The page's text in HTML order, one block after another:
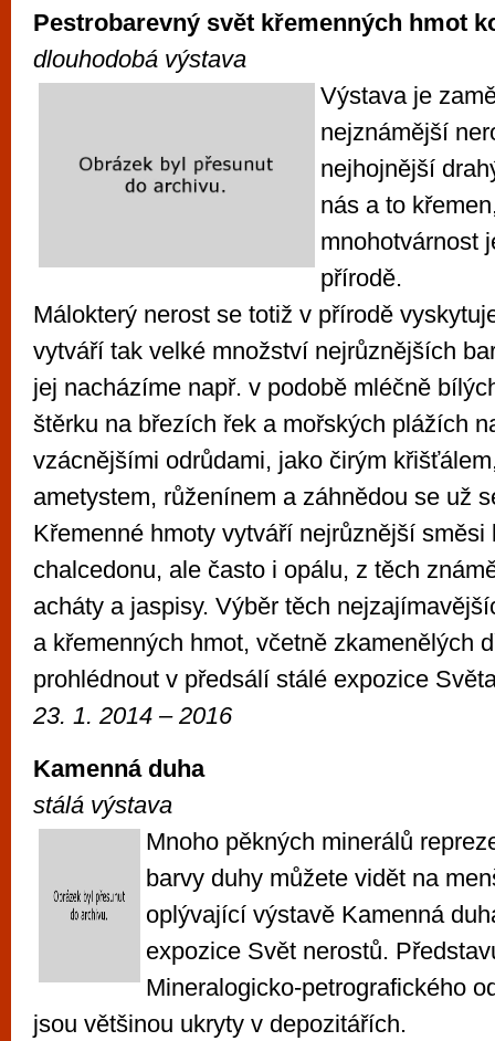
Pestrobarevný svět křemenných hmot
dlouhodobá výstava
Výstava je
nejznámější
nejhojnější
nás a to
mnohotvárnost
přírodě.
Málokterý nerost se totiž v přírodě
vytváří tak velké množství nejrůznějších
jej nacházíme např. v podobě mléčně
štěrku na březích řek a mořských plážích
vzácnějšími odrůdami, jako čirým
ametystem, růženínem a záhnědou se už
Křemenné hmoty vytváří nejrůznější směsi
chalcedonu, ale často i opálu, z těch
acháty a jaspisy. Výběr těch
a křemenných hmot, včetně zkamenělých
prohlédnout v předsálí stálé expozice
23. 1. 2014 – 2016
Kamenná duha
stálá výstava
Mnoho pěkných minerálů
barvy duhy můžete vidět na
oplývající výstavě Kamenná
expozice Svět nerostů.
Mineralogicko-petrografického
jsou většinou ukryty v depozitářích.